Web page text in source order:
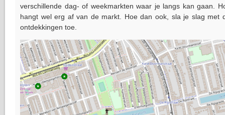
verschillende dag- of weekmarkten waar je langs kan gaan.
hangt wel erg af van de markt. Hoe dan ook, sla je slag met
ontdekkingen toe.